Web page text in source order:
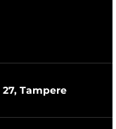
Tampere